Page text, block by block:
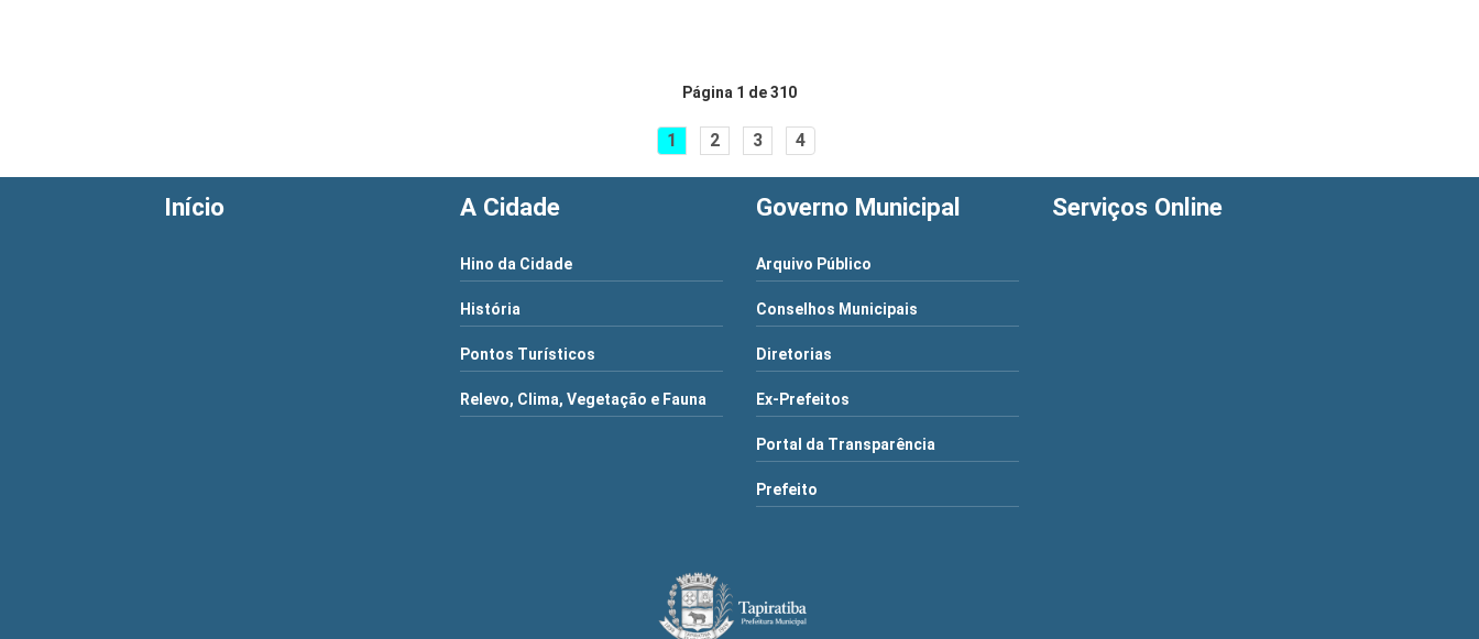
Página 1 de 310
1 2 3 4
Início A Cidade
Hino da Cidade
História
Pontos Turísticos
Relevo, Clima, Vegetação e Fauna
Governo Municipal
Arquivo Público
Conselhos Municipais
Diretorias
Ex-Prefeitos
Portal da Transparência
Prefeito
Serviços Online